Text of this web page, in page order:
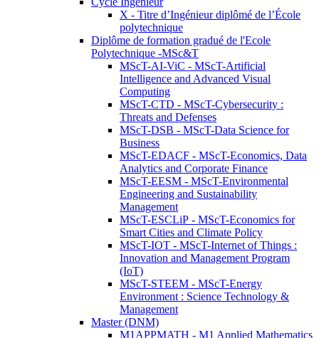
X - Titre d’Ingénieur diplômé de l’École
polytechnique
Diplôme de formation gradué de l'Ecole
Polytechnique -MSc&T
MScT-AI-ViC - MScT-Artificial
Intelligence and Advanced Visual
Computing
MScT-CTD - MScT-Cybersecurity :
Threats and Defenses
MScT-DSB - MScT-Data Science for
Business
MScT-EDACF - MScT-Economics, Data
Analytics and Corporate Finance
MScT-EESM - MScT-Environmental
Engineering and Sustainability
Management
MScT-ESCLiP - MScT-Economics for
Smart Cities and Climate Policy
MScT-IOT - MScT-Internet of Things :
Innovation and Management Program
(IoT)
MScT-STEEM - MScT-Energy
Environment : Science Technology &
Management
Master (DNM)
M1APPMATH - M1 Applied Mathematics